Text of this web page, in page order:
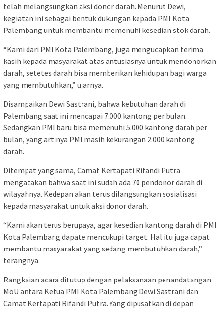
telah melangsungkan aksi donor darah. Menurut Dewi,
kegiatan ini sebagai bentuk dukungan kepada PMI Kota
Palembang untuk membantu memenuhi kesedian stok darah.
“Kami dari PMI Kota Palembang, juga mengucapkan terima
kasih kepada masyarakat atas antusiasnya untuk mendonorkan
darah, setetes darah bisa memberikan kehidupan bagi warga
yang membutuhkan,” ujarnya.
Disampaikan Dewi Sastrani, bahwa kebutuhan darah di
Palembang saat ini mencapai 7.000 kantong per bulan.
Sedangkan PMI baru bisa memenuhi 5.000 kantong darah per
bulan, yang artinya PMI masih kekurangan 2.000 kantong
darah.
Ditempat yang sama, Camat Kertapati Rifandi Putra
mengatakan bahwa saat ini sudah ada 70 pendonor darah di
wilayahnya. Kedepan akan terus dilangsungkan sosialisasi
kepada masyarakat untuk aksi donor darah.
“Kami akan terus berupaya, agar kesedian kantong darah di PMI
Kota Palembang dapate mencukupi target. Hal itu juga dapat
membantu masyarakat yang sedang membutuhkan darah,”
terangnya.
Rangkaian acara ditutup dengan pelaksanaan penandatangan
MoU antara Ketua PMI Kota Palembang Dewi Sastrani dan
Camat Kertapati Rifandi Putra. Yang dipusatkan di depan